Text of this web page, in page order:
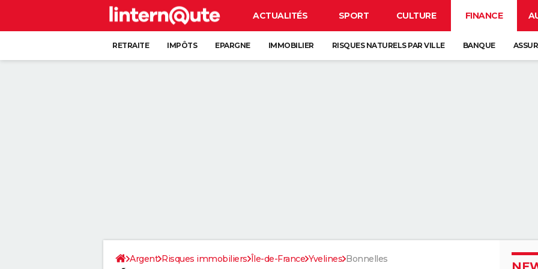
ACTUALITÉS SPORT CULTURE FINANCE
RETRAITE IMPÔTS EPARGNE IMMOBILIER RISQUES NATURELS PAR VILLE BANQUE
Argent Risques immobiliers Île-de-France Yvelines Bonnelles